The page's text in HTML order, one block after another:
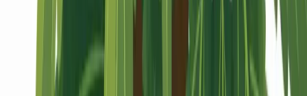
Seedbanks